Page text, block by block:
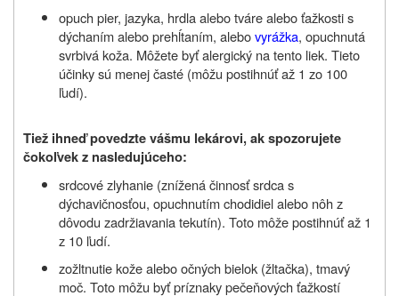
opuch pier, jazyka, hrdla alebo tváre alebo ťažkosti s
dýchaním alebo prehĺtaním, alebovyrážka, opuchnutá
svrbivá koža. Môžete byť alergický na tento liek. Tieto
účinky sú menej časté (môžu postihnúť až 1 zo 100
ľudí).
Tiež ihneď povedzte vášmu lekárovi, ak spozorujete
čokoľvek z nasledujúceho:
srdcové zlyhanie (znížená činnosť srdca s
dýchavičnosťou, opuchnutím chodidiel alebo nôh z
dôvodu zadržiavania tekutín). Toto môže postihnúť až 1
z 10 ľudí.
zožltnutie kože alebo očných bielok (žltačka), tmavý
moč. Toto môžu byť príznaky pečeňových ťažkostí